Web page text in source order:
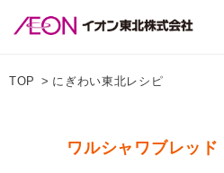
TOP にぎわい東北レシピ
ワルシャワブレッド